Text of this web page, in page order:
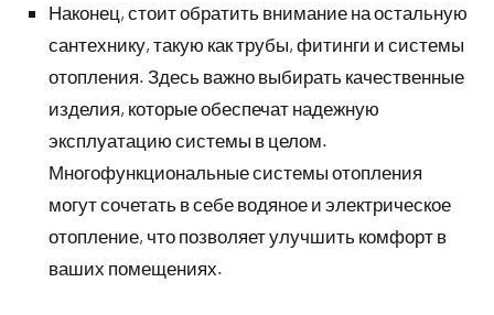
Наконец, стоит обратить внимание на остальную
сантехнику, такую как трубы, фитинги и системы
отопления. Здесь важно выбирать качественные
изделия, которые обеспечат надежную
эксплуатацию системы в целом.
Многофункциональные системы отопления
могут сочетать в себе водяное и электрическое
отопление, что позволяет улучшить комфорт в
ваших помещениях.